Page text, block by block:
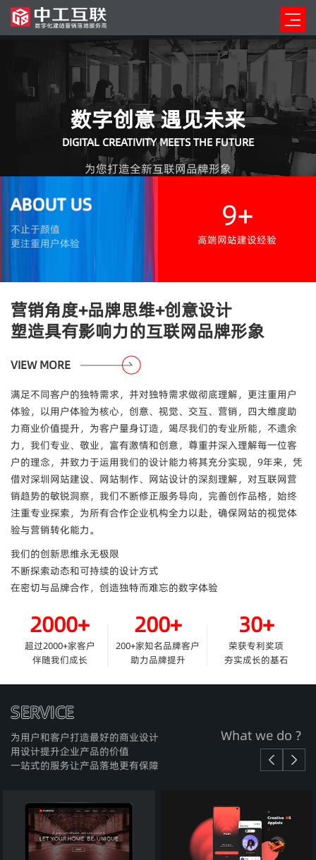
数字创意 遇见未来
DIGITAL CREATIVITY MEETS THE FUTURE
为您打造全新互联网品牌形象
ABOUT US
不止于颜值
更注重用户体验
9+
高端网站建设经验
营销角度+品牌思维+创意设计
塑造具有影响力的互联网品牌形象
VIEW MORE
满足不同客户的独特需求，并对独特需求做彻底理解，更注重用户
体验，以用户体验为核心，创意、视觉、交互、营销，四大维度助
力商业价值提升，为客户量身订造，竭尽我们的专业所能，不遗余
力，我们专业、敬业，富有激情和创意，尊重并深入理解每一位客
户的理念，并致力于运用我们的设计能力将其充分实现，9年来，凭
借对深圳网站建设、网站制作、网站设计的深刻理解，对互联网营
销趋势的敏锐洞察，我们不断修正服务导向，完善创作品格，始终
注重专业探索，为所有合作企业机构全力以赴，确保网站的视觉体
验与营销转化能力。
我们的创新思维永无极限
不断探索动态和可持续的设计方式
在密切与品牌合作，创造独特而难忘的数字体验
2000+
超过2000+家客户
伴随我们成长
200+
200+家知名品牌客户
助力品牌提升
30+
荣获专利奖项
夯实成长的基石
SERVICE
为用户和客户打造最好的商业设计
用设计提升企业产品的价值
一站式的服务让产品落地更有保障
What we do ?